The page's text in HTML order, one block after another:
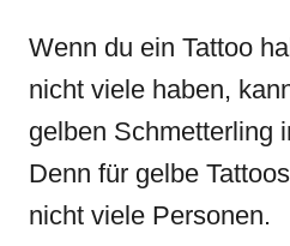
Wenn du ein Tattoo
nicht viele haben,
gelben Schmetterling
Denn für gelbe
nicht viele Personen.